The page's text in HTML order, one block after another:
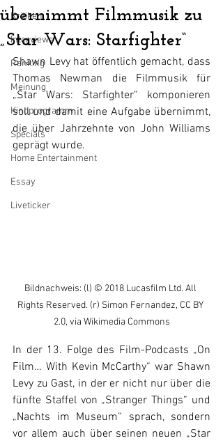
Kritiken
Interviews
Ranking
Meinung
Kinoprogramm
Specials
Home Entertainment
Essay
Liveticker
übernimmt Filmmusik zu
„Star Wars: Starfighter“
Shawn Levy hat öffentlich gemacht, dass
Thomas Newman die Filmmusik für
„Star Wars: Starfighter“ komponieren
soll und damit eine Aufgabe übernimmt,
die über Jahrzehnte von John Williams
geprägt wurde.
Bildnachweis: (l) © 2018 Lucasfilm Ltd. All
Rights Reserved. (r) Simon Fernandez, CC BY
2.0, via Wikimedia Commons
In der 13. Folge des Film-Podcasts „On
Film… With Kevin McCarthy“ war Shawn
Levy zu Gast, in der er nicht nur über die
fünfte Staffel von „Stranger Things“ und
„Nachts im Museum“ sprach, sondern
vor allem auch über seinen neuen „Star